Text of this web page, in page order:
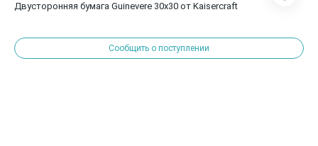
Двусторонняя бумага Guinevere 30х30 от Kaisercraft
Сообщить о поступлении